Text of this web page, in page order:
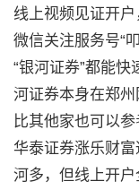
线上视频见证开
微信关注服务号“
“银河证券”都能
河证券本身在郑
比其他家也可以参
华泰证券涨乐财
河多，但线上开